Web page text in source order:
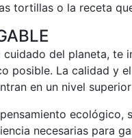
tortillas o la receta
del planeta,
posible. La calidad y
en un nivel
necesarias para